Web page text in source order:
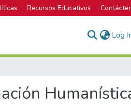
Recursos Educativos
Log